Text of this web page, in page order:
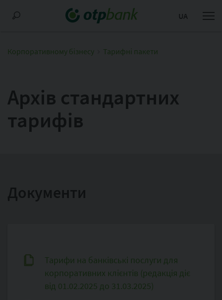
UA
Корпоративному бізнесу Тарифні пакети
Архів стандартних
тарифів
Документи
Тарифи на банківські послуги для
корпоративних клієнтів (редакція діє
від 01.02.2025 до 31.03.2025)